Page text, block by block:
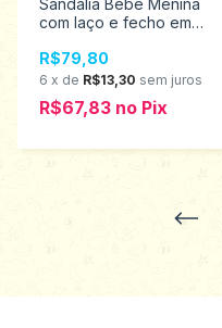
Sandália Bebê Menina
com laço e fecho em
Promoção 16/21
0120264
R$79,80
6 x de R$13,30 sem juros
R$67,83 no Pix